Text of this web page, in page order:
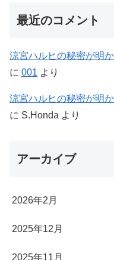
最近のコメント
涼宮ハルヒの秘密が明
に 001 より
涼宮ハルヒの秘密が明
に S.Honda より
アーカイブ
2026年2月
2025年12月
2025年11月